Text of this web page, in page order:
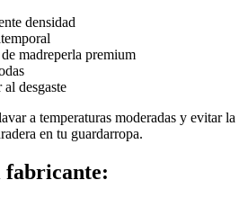
densidad
madreperla premium
desgaste
a temperaturas moderadas y evitar la
en tu guardarropa.